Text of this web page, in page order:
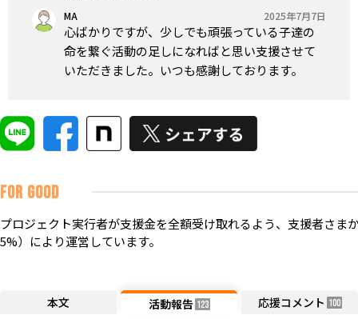
MA 2025年7月7日
心ばかりですが、少しでも頑張っている子達の
命を繋ぐ活動の足しになればと思い支援させて
いただきました。いつも感謝しております。
FOR GOOD
プロジェクト実行者が支援金を全額受け取れるよう、支援者さま
5%）により運営しています。
本文 活動報告 123 応援コメント 100